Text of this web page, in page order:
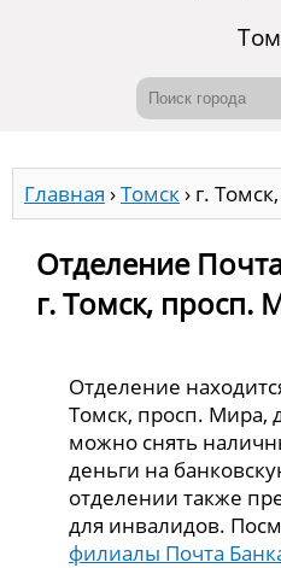
Главная ›Томск› г.
Отделение
г. Томск, просп.
Отделение
Томск, просп. Мира,
можно снять
деньги на
отделении также
для инвалидов.
филиалы Почта